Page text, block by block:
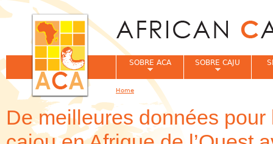
De meilleures données
SOBRE ACA SOBRE CAJU
You are here
Home